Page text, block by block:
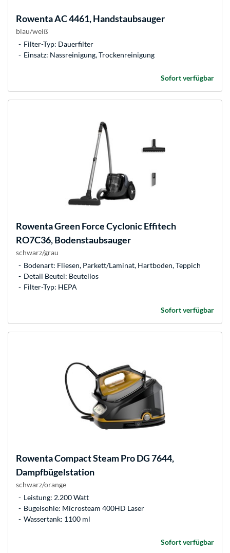
RowentaAC 4461, Handstaubsauger
blau/weiß
Filter-Typ: Dauerfilter
Einsatz: Nassreinigung, Trockenreinigung
Sofort verfügbar
RowentaGreen Force Cyclonic Effitech
RO7C36, Bodenstaubsauger
schwarz/grau
Bodenart: Fliesen, Parkett/Laminat, Hartboden, Teppich
Detail Beutel: Beutellos
Filter-Typ: HEPA
Sofort verfügbar
RowentaCompact Steam Pro DG 7644,
Dampfbügelstation
schwarz/orange
Leistung: 2.200 Watt
Bügelsohle: Microsteam 400HD Laser
Wassertank: 1100 ml
Sofort verfügbar